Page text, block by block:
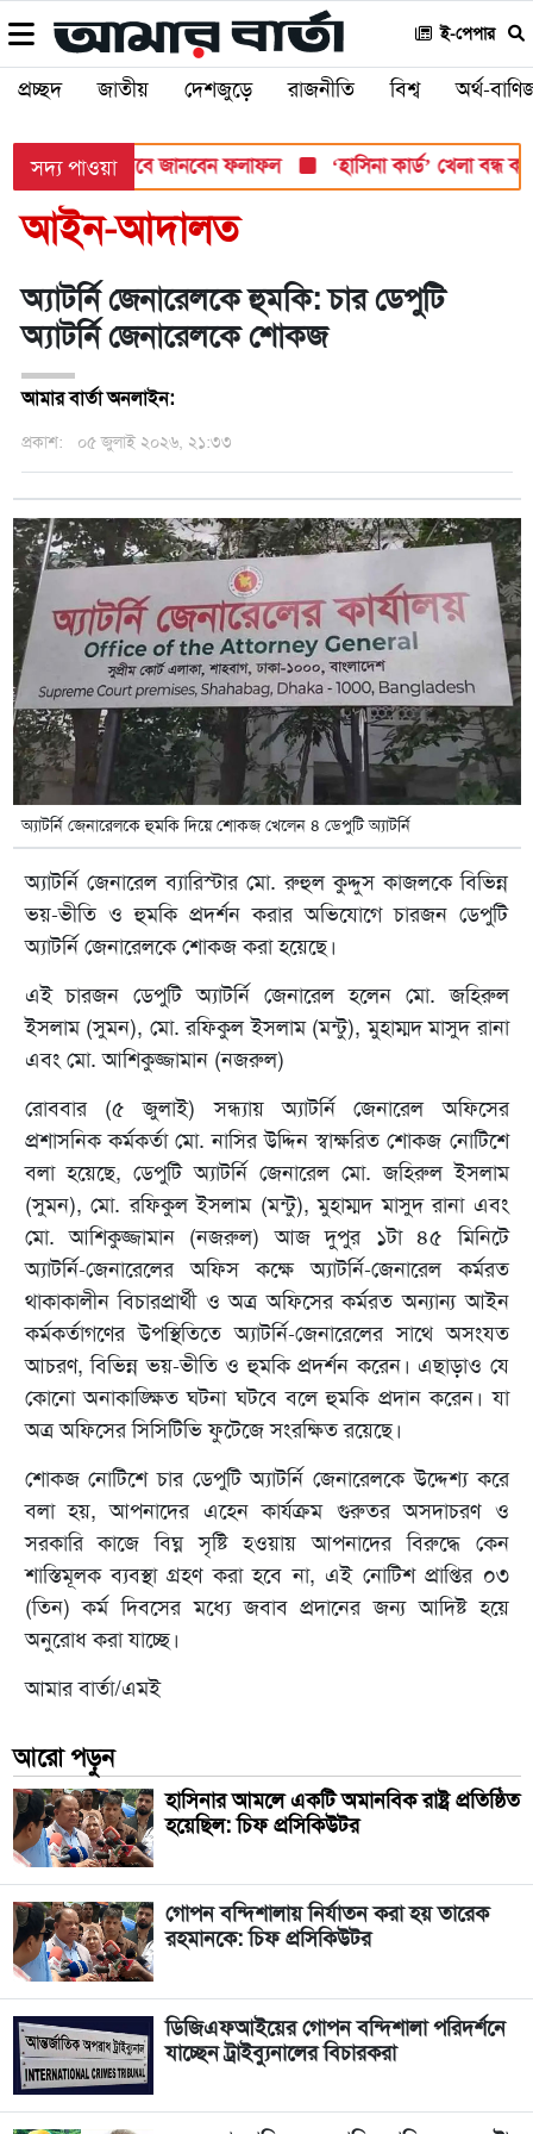
ই-পেপার
প্রচ্ছদ জাতীয় দেশজুড়ে রাজনীতি বিশ্ব অর্থ-
সদ্য পাওয়াযেভাবে জানবেন ফলাফল ‘হাসিনা কার্ড’ খেলা বন্ধ করতে
আইন-আদালত
অ্যাটর্নি জেনারেলকে হুমকি: চার ডেপুটি
অ্যাটর্নি জেনারেলকে শোকজ
আমার বার্তা অনলাইন:
প্রকাশ: ০৫ জুলাই ২০২৬, ২১:৩৩
অ্যাটর্নি জেনারেলকে ‌হুমকি দিয়ে শোকজ খেলেন ৪ ডেপুটি অ্যাটর্নি
অ্যাটর্নি জেনারেল ব্যারিস্টার মো. রুহুল কুদ্দুস কাজলকে বিভিন্ন
ভয়-ভীতি ও হুমকি প্রদর্শন করার অভিযোগে চারজন ডেপুটি
অ্যাটর্নি জেনারেলকে শোকজ করা হয়েছে।
এই চারজন ডেপুটি অ্যাটর্নি জেনারেল হলেন মো. জহিরুল
ইসলাম (সুমন), মো. রফিকুল ইসলাম (মন্টু), মুহাম্মদ মাসুদ রানা
এবং মো. আশিকুজ্জামান (নজরুল)
রোববার (৫ জুলাই) সন্ধ্যায় অ্যাটর্নি জেনারেল অফিসের
প্রশাসনিক কর্মকর্তা মো. নাসির উদ্দিন স্বাক্ষরিত শোকজ নোটিশে
বলা হয়েছে, ডেপুটি অ্যাটর্নি জেনারেল মো. জহিরুল ইসলাম
(সুমন), মো. রফিকুল ইসলাম (মন্টু), মুহাম্মদ মাসুদ রানা এবং
মো. আশিকুজ্জামান (নজরুল) আজ দুপুর ১টা ৪৫ মিনিটে
অ্যাটর্নি-জেনারেলের অফিস কক্ষে অ্যাটর্নি-জেনারেল কর্মরত
থাকাকালীন বিচারপ্রার্থী ও অত্র অফিসের কর্মরত অন্যান্য আইন
কর্মকর্তাগণের উপস্থিতিতে অ্যাটর্নি-জেনারেলের সাথে অসংযত
আচরণ, বিভিন্ন ভয়-ভীতি ও হুমকি প্রদর্শন করেন। এছাড়াও যে
কোনো অনাকাঙ্ক্ষিত ঘটনা ঘটবে বলে হুমকি প্রদান করেন। যা
অত্র অফিসের সিসিটিভি ফুটেজে সংরক্ষিত রয়েছে।
শোকজ নোটিশে চার ডেপুটি অ্যাটর্নি জেনারেলকে উদ্দেশ্য করে
বলা হয়, আপনাদের এহেন কার্যক্রম গুরুতর অসদাচরণ ও
সরকারি কাজে বিঘ্ন সৃষ্টি হওয়ায় আপনাদের বিরুদ্ধে কেন
শাস্তিমূলক ব্যবস্থা গ্রহণ করা হবে না, এই নোটিশ প্রাপ্তির ০৩
(তিন) কর্ম দিবসের মধ্যে জবাব প্রদানের জন্য আদিষ্ট হয়ে
অনুরোধ করা যাচ্ছে।
আমার বার্তা/এমই
আরো পড়ুন
হাসিনার আমলে একটি অমানবিক রাষ্ট্র প্রতিষ্ঠিত
হয়েছিল: চিফ প্রসিকিউটর
গোপন বন্দিশালায় নির্যাতন করা হয় তারেক
রহমানকে: চিফ প্রসিকিউটর
ডিজিএফআইয়ের গোপন বন্দিশালা পরিদর্শনে
যাচ্ছেন ট্রাইব্যুনালের বিচারকরা